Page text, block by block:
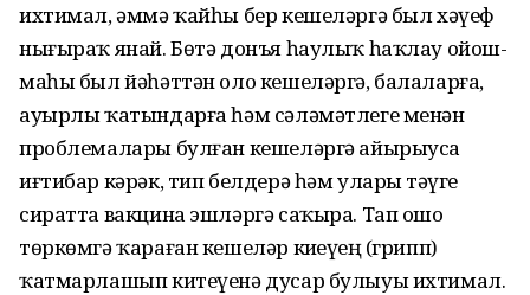
ихтимал, әммә ҡайһы бер кешеләргә был хәүеф
нығыраҡ янай. Бөтә донъя һаулыҡ һаҡлау ойош­
маһы был йәһәттән оло кеше­ләргә, балаларға,
ауырлы ҡатындарға һәм сәләмәтлеге менән
проблемалары булған кешеләргә айырыуса
иғтибар кәрәк, тип белдерә һәм уларҙы тәүге
сиратта вакцина эшләргә саҡыра. Тап ошо
төркөмгә ҡараған кешеләр киҙеүҙең (грипп)
ҡатмарлашып китеүенә дусар булыуы ихтимал.